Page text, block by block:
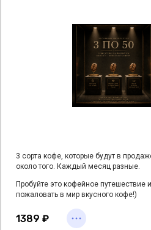
3 сорта кофе, которые будут в
около того. Каждый месяц разные.
Пробуйте это кофейное путешествие
пожаловать в мир вкусного кофе!)
3 удивительных микролота, каждый из
кофейный шедевр. Эти сорта
1389 ₽